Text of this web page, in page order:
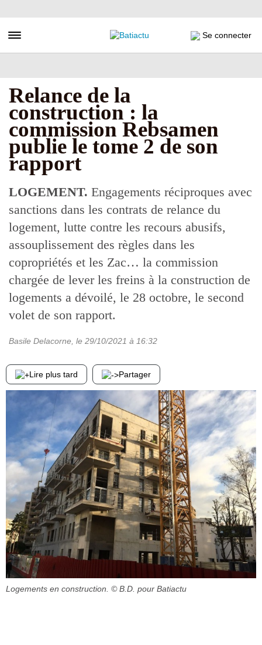
au
principal
Toggle navigation Se connecter
Relance de la
construction : la
commission Rebsamen
publie le tome 2 de son
rapport
LOGEMENT. Engagements réciproques avec
sanctions dans les contrats de relance du
logement, lutte contre les recours abusifs,
assouplissement des règles dans les
copropriétés et les Zac… la commission
chargée de lever les freins à la construction de
logements a dévoilé, le 28 octobre, le second
volet de son rapport.
Basile Delacorne , le 29/10/2021 à 16:32
Lire plus tard Partager
Logements en construction. © B.D. pour Batiactu